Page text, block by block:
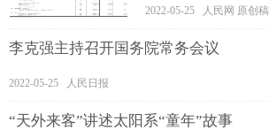
2022-05-25 人民网 原创稿
李克强主持召开国务院常务会议
2022-05-25 人民日报
“天外来客”讲述太阳系“童年”故事